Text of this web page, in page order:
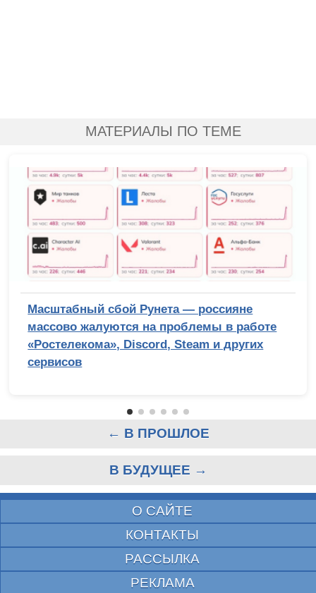
МАТЕРИАЛЫ ПО ТЕМЕ
Масштабный сбой Рунета — россияне
массово жалуются на проблемы в работе
«Ростелекома», Discord, Steam и других
сервисов
← В ПРОШЛОЕ
В БУДУЩЕЕ →
О САЙТЕ
КОНТАКТЫ
РАССЫЛКА
РЕКЛАМА